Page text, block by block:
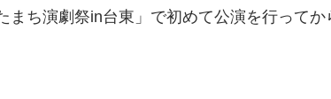
ち演劇祭in台東」で初めて公演を行って